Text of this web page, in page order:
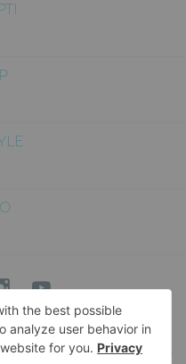
zabave i opšte informacije, i nije
savet. Nismo odgovorni za